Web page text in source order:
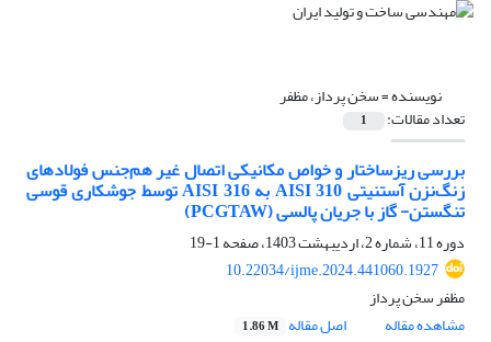
نویسنده =سخن پرداز، مظفر
تعداد مقالات: 1
بررسی ریزساختار و خواص مکانیکی اتصال غیر هم‌جنس فولادهای
زنگ‌نزن آستنیتی AISI 310 به AISI 316 توسط جوشکاری قوسی
تنگستن- گاز با جریان پالسی (PCGTAW)
دوره 11، شماره 2، اردیبهشت 1403، صفحه
1-19
10.22034/ijme.2024.441060.1927
مظفر سخن پرداز
مشاهده مقاله
اصل مقاله 1.86 M